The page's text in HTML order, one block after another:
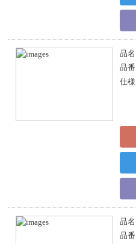
品名
品番
仕様
品名
品番